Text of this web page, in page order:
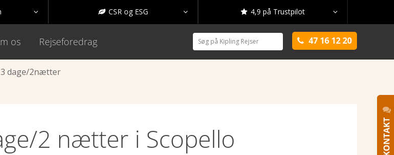
  CSR og ESG   4,9 på Trustpilot 
os Rejseforedrag  47 16 12 20
dage/2nætter
2 nætter i Scopello